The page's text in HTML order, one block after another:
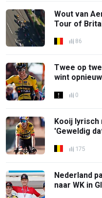
Wout van
Tour of
86
Twee op
wint
0
Kooij lyrisch
'Geweldig
175
Nederland
naar WK in